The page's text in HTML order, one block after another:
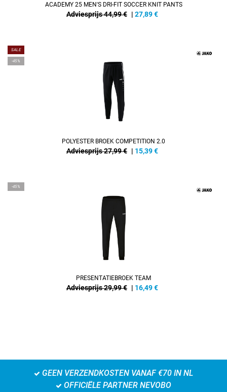
ACADEMY 25 MEN'S DRI-FIT SOCCER KNIT PANTS
Adviesprijs 44,99 € | 27,89€
SALE
-45%
POLYESTER BROEK COMPETITION 2.0
Adviesprijs 27,99 € | 15,39€
-45%
PRESENTATIEBROEK TEAM
Adviesprijs 29,99 € | 16,49€
GEEN VERZENDKOSTEN VANAF €70 IN NL
OFFICIËLE PARTNER NEVOBO